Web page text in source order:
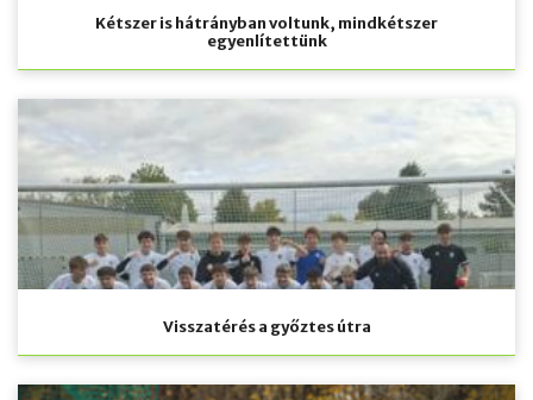
Kétszer is hátrányban voltunk, mindkétszer
egyenlítettünk
Visszatérés a győztes útra